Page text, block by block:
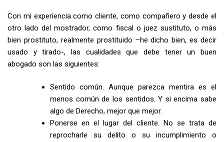
Con mi experiencia como cliente, como compañero y desde el
otro lado del mostrador, como fiscal o juez sustituto, o más
bien prostituto, realmente prostituido –he dicho bien, es decir
usado y tirado-, las cualidades que debe tener un buen
abogado son las siguientes:
Sentido común. Aunque parezca mentira es el
menos común de los sentidos. Y si encima sabe
algo de Derecho, mejor que mejor.
Ponerse en el lugar del cliente. No se trata de
reprocharle su delito o su incumplimiento o